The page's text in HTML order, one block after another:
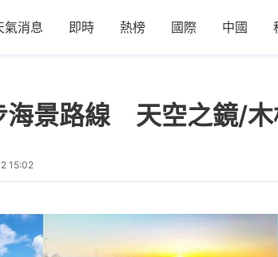
氣消息 即時 熱榜 國際 中國
海景路線 天空之鏡/
15:02